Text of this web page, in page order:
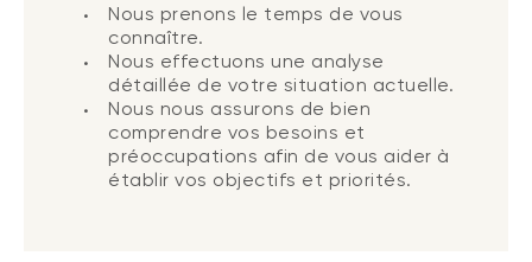
Nous prenons le temps de vous
connaître.
Nous effectuons une analyse
détaillée de votre situation actuelle.
Nous nous assurons de bien
comprendre vos besoins et
préoccupations afin de vous aider à
établir vos objectifs et priorités.